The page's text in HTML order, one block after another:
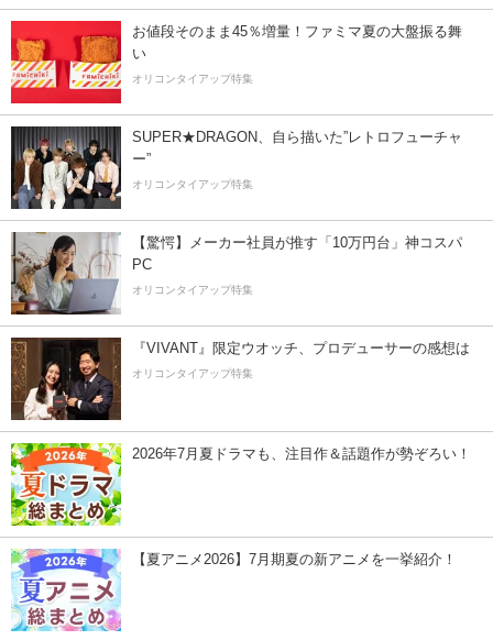
お値段そのまま45％増量！ファミマ夏の大盤振る舞
い
オリコンタイアップ特集
SUPER★DRAGON、自ら描いた”レトロフューチャ
ー”
オリコンタイアップ特集
【驚愕】メーカー社員が推す「10万円台」神コスパ
PC
オリコンタイアップ特集
『VIVANT』限定ウオッチ、プロデューサーの感想は
オリコンタイアップ特集
2026年7月夏ドラマも、注目作＆話題作が勢ぞろい！
【夏アニメ2026】7月期夏の新アニメを一挙紹介！